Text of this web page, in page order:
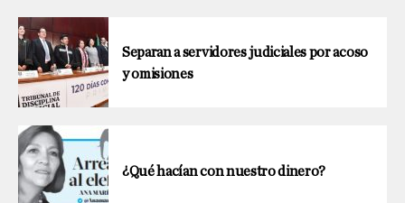
Separan a servidores judiciales por acoso
y omisiones
¿Qué hacían con nuestro dinero?